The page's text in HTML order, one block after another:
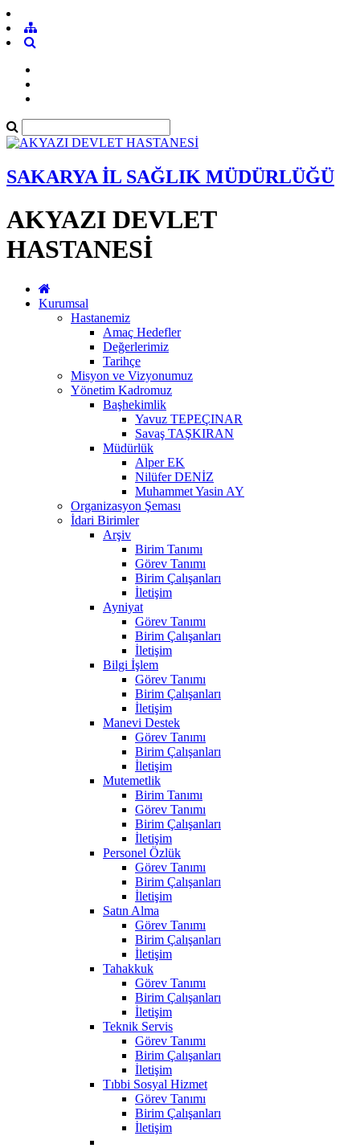
SAKARYA İL SAĞLIK MÜDÜRLÜĞÜ
AKYAZI DEVLET
HASTANESİ
Kurumsal
Hastanemiz
Amaç Hedefler
Değerlerimiz
Tarihçe
Misyon ve Vizyonumuz
Yönetim Kadromuz
Başhekimlik
Yavuz TEPEÇINAR
Savaş TAŞKIRAN
Müdürlük
Alper EK
Nilüfer DENİZ
Muhammet Yasin AY
Organizasyon Şeması
İdari Birimler
Arşiv
Birim Tanımı
Görev Tanımı
Birim Çalışanları
İletişim
Ayniyat
Görev Tanımı
Birim Çalışanları
İletişim
Bilgi İşlem
Görev Tanımı
Birim Çalışanları
İletişim
Manevi Destek
Görev Tanımı
Birim Çalışanları
İletişim
Mutemetlik
Birim Tanımı
Görev Tanımı
Birim Çalışanları
İletişim
Personel Özlük
Görev Tanımı
Birim Çalışanları
İletişim
Satın Alma
Görev Tanımı
Birim Çalışanları
İletişim
Tahakkuk
Görev Tanımı
Birim Çalışanları
İletişim
Teknik Servis
Görev Tanımı
Birim Çalışanları
İletişim
Tıbbi Sosyal Hizmet
Görev Tanımı
Birim Çalışanları
İletişim